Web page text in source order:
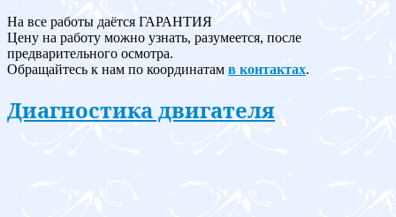
На все работы даётся ГАРАНТИЯ
Цену на работу можно узнать, разумеется, после
предварительного осмотра.
Обращайтесь к нам по координатам в контактах.
Диагностика двигателя